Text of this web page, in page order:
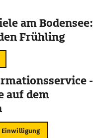
am Bodensee:
Frühling
-
auf dem